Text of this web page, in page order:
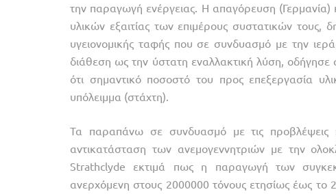
την παραγωγή ενέργειας. Η απαγόρευση (Γερμανία)
υλικών εξαιτίας των επιμέρους συστατικών τους,
υγειονομικής ταφής που σε συνδυασμό με την
διάθεση ως την ύστατη εναλλακτική λύση,
ότι σημαντικό ποσοστό του προς επεξεργασία
υπόλειμμα (στάχτη).
Τα παραπάνω σε συνδυασμό με τις
αντικατάσταση των ανεμογεννητριών με την
Strathclyde εκτιμά πως η παραγωγή των
ανερχόμενη στους 2000000 τόνους ετησίως έως το